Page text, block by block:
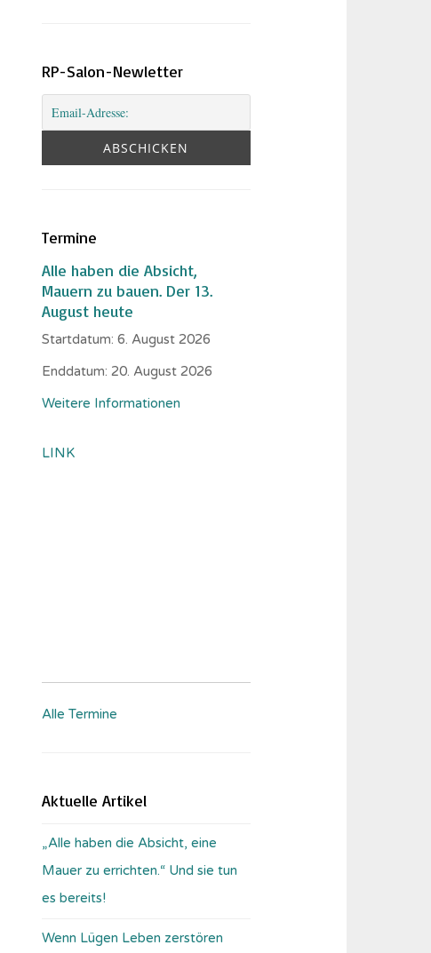
RP-Salon-Newletter
Termine
Alle haben die Absicht,
Mauern zu bauen. Der 13.
August heute
Startdatum:6. August 2026
Enddatum: 20. August 2026
Weitere Informationen
LINK
Alle Termine
Aktuelle Artikel
„Alle haben die Absicht, eine
Mauer zu errichten.“ Und sie tun
es bereits!
Wenn Lügen Leben zerstören